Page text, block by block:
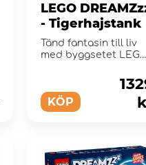
LEGO
- Tigerhajstank
Tänd fantasin till liv
med byggsetet LEGO
KÖP